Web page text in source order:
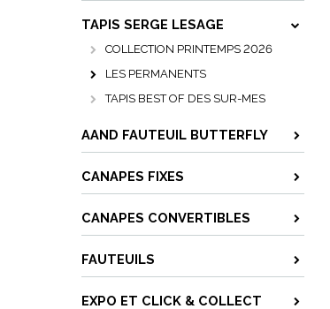
TAPIS SERGE LESAGE
COLLECTION PRINTEMPS 2026
LES PERMANENTS
TAPIS BEST OF DES SUR-MES
AAND FAUTEUIL BUTTERFLY
CANAPES FIXES
CANAPES CONVERTIBLES
FAUTEUILS
EXPO ET CLICK & COLLECT